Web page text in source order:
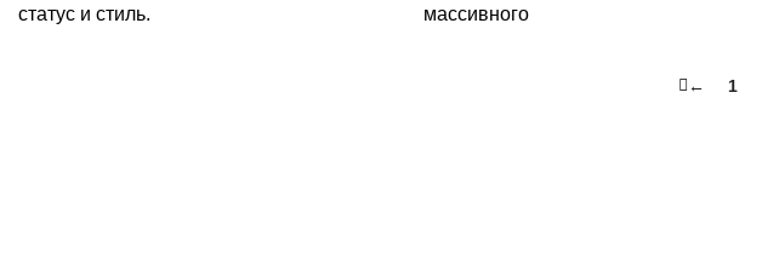
статус и стиль.
массивного
← 1